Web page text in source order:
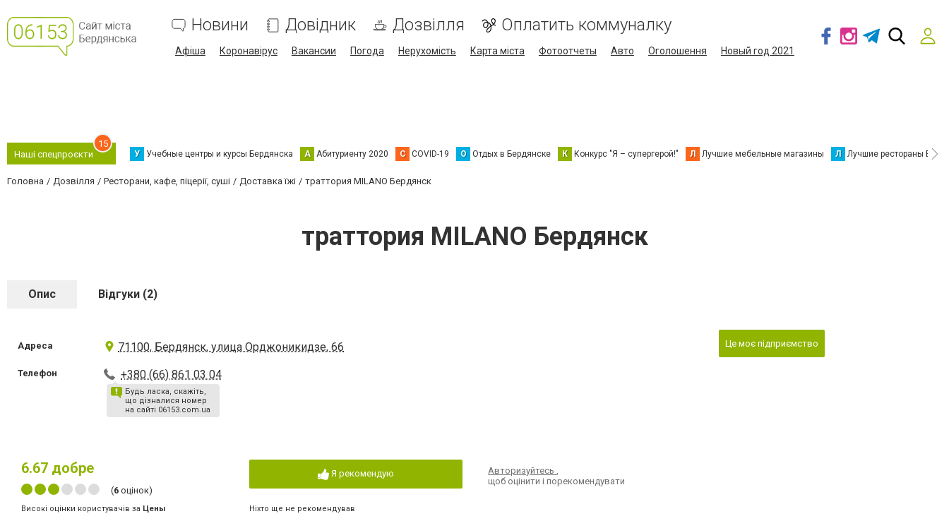
Новини Довідник Дозвілля Оплатить коммуналку
Афіша Коронавірус Вакансии Погода Нерухомість Карта міста Фотоотчеты Авто Оголошення Новый год 2021
Наші спецпроєкти
15
У Учебные центры и курсы Бердянска А Абитуриенту 2020 C COVID-19 О Отдых в Бердянске К Конкурс "Я – супергерой!" Л Лучшие мебельные магазины Л Лучшие рестораны
Головна Дозвілля Ресторани, кафе, піцерії, суші Доставка їжі траттория MILANO Бердянск
траттория MILANO Бердянск
Опис Відгуки (2)
Адреса 71100, Бердянск, улица Орджоникидзе, 66
Телефон +380 (66) 861 03 04
Будь ласка, скажіть,
що дізналися номер
на сайті 06153.com.ua
6.67 добре
(6 оцінок)
Високі оцінки користувачів за Цены
Я рекомендую
Ніхто ще не рекомендував
Авторизуйтесь,
щоб оцінити і порекомендувати
Це моє підприємство